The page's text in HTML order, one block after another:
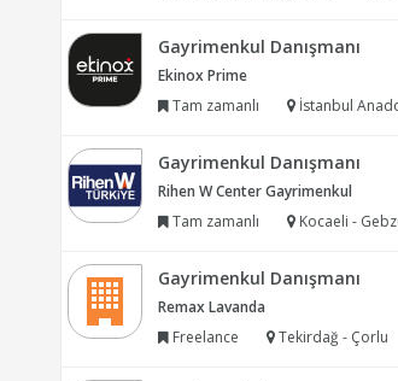
Gayrimenkul Danışmanı
Ekinox Prime
Tam zamanlı
İstanbul
Gayrimenkul Danışmanı
Rihen W Center Gayrimenkul
Tam zamanlı
Kocaeli -
Gayrimenkul Danışmanı
Remax Lavanda
Freelance
Tekirdağ - Çorlu